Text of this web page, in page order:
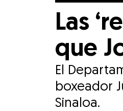
Las
que
El
boxeador
Sinaloa.